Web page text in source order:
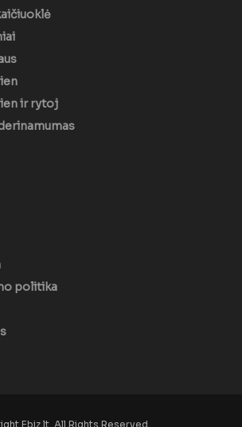
ir rytoj
politika
Ebiz.lt. All Rights Reserved.